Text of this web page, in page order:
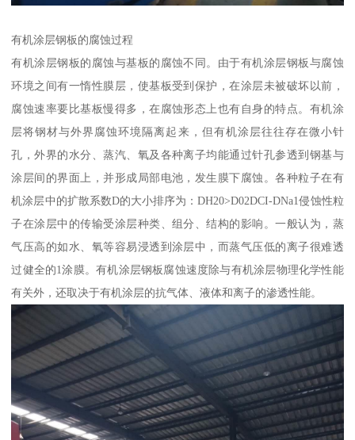
有机涂层钢板的腐蚀过程
有机涂层钢板的腐蚀与基板的腐蚀不同。由于有机涂层钢板与腐蚀
环境之间有一惰性膜层，使基板受到保护，在涂层未被破坏以前，
腐蚀速率要比基板慢得多，在腐蚀形态上也有自身的特点。有机涂
层将钢材与外界腐蚀环境隔离起来，但有机涂层往往存在微小针
孔，外界的水分、蒸汽、氧及各种离子均能通过针孔参透到钢基与
涂层间的界面上，并形成局部电池，发生膜下腐蚀。各种粒子在有
机涂层中的扩散系数D的大小排序为：DH20>D02DCI-DNa1侵蚀性粒
子在涂层中的传输受涂层种类、组分、结构的影响。一般认为，蒸
气压高的如水、氧等容易浸透到涂层中，而蒸气压低的离子很难透
过健全的1涂膜。有机涂层钢板腐蚀速度除与有机涂层物理化学性能
有关外，还取决于有机涂层的抗气体、液体和离子的渗透性能。